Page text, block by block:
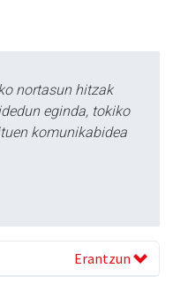
nortasun hitzak
eginda, tokiko
komunikabidea
Erantzun